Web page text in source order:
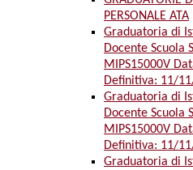
PERSONALE ATA
Graduatoria di
Docente Scuola
MIPS15000V
Definitiva: 11/
Graduatoria di
Docente Scuola
MIPS15000V
Definitiva: 11/
Graduatoria di